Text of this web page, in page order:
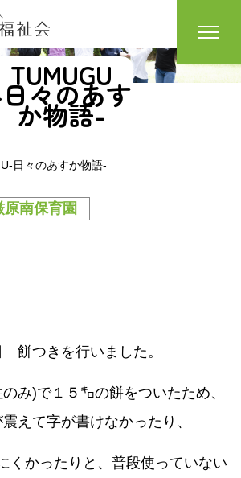
TUMUGU
々のあす
か物語-
日々のあすか物語-
原南保育園
餅つきを行いました。
み)で１５㌔の餅をついたため、
えて字が書けなかったり、
くかったりと、普段使っていない